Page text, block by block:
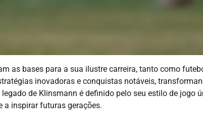
as bases para a sua ilustre carreira, tanto como
inovadoras e conquistas notáveis,
de Klinsmann é definido pelo seu estilo de jogo
a inspirar futuras gerações.